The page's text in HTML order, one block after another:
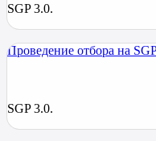
SGP 3.0.
Проведение
SGP 3.0.